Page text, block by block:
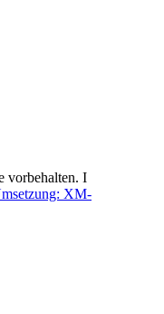
I
XM-